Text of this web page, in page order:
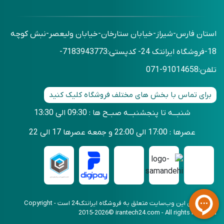
استان فارس-شیراز-خیابان ستارخان-خیابان ولیعصر-نبش کوچه
18-فروشگاه ایرانتک 24- کدپستی:7183943773-
تلفن:91014658-071
برای تماس با بخش های مختلف فروشگاه کلیک کنید
شنبـــه تا پنجشنبـــه صبــح ها : 09:30 الی 13:30
عصرها : 17:00 الی 22:00 و جمعه عصرها 17 الی 22
کلیه حقوق این وب‌سایت متعلق به فروشگاه ایرانتک24 است - Copyright
2015-2026© irantech24.com - All rights reserved